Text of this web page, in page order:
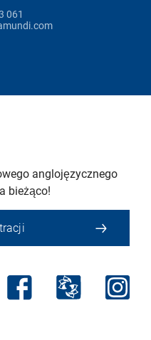
061
anglojęzycznego
bieżąco!